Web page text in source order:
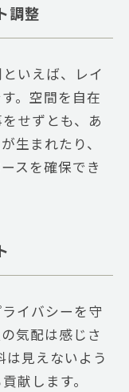
調整
いえば、レイ
。空間を自在
せずとも、あ
生まれたり、
スを確保でき
イバシーを守
気配は感じさ
は見えないよう
献します。